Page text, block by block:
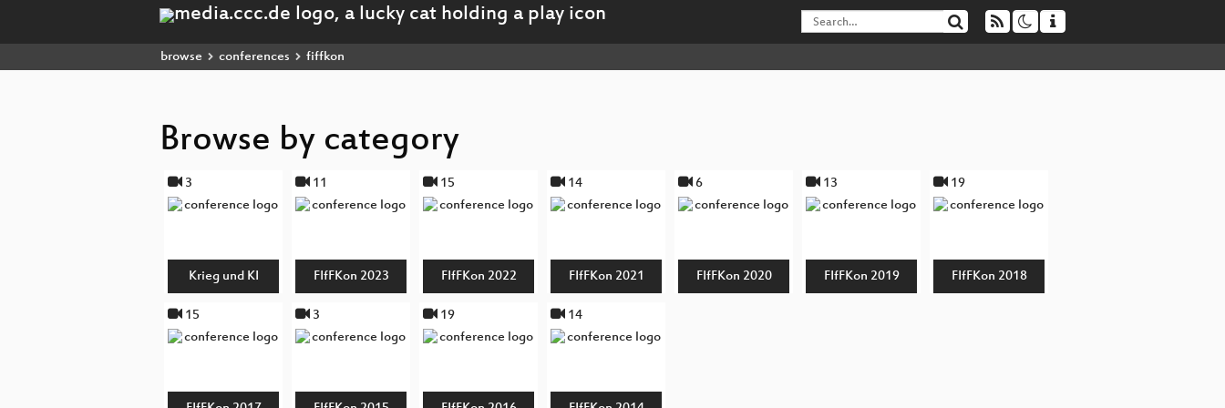
browse conferences fiffkon
Browse by category
3
Krieg und KI
11
FIfFKon 2023
15
FIfFKon 2022
14
FIfFKon 2021
6
FIfFKon 2020
13
FIfFKon 2019
19
FIfFKon 2018
15 3 19 14